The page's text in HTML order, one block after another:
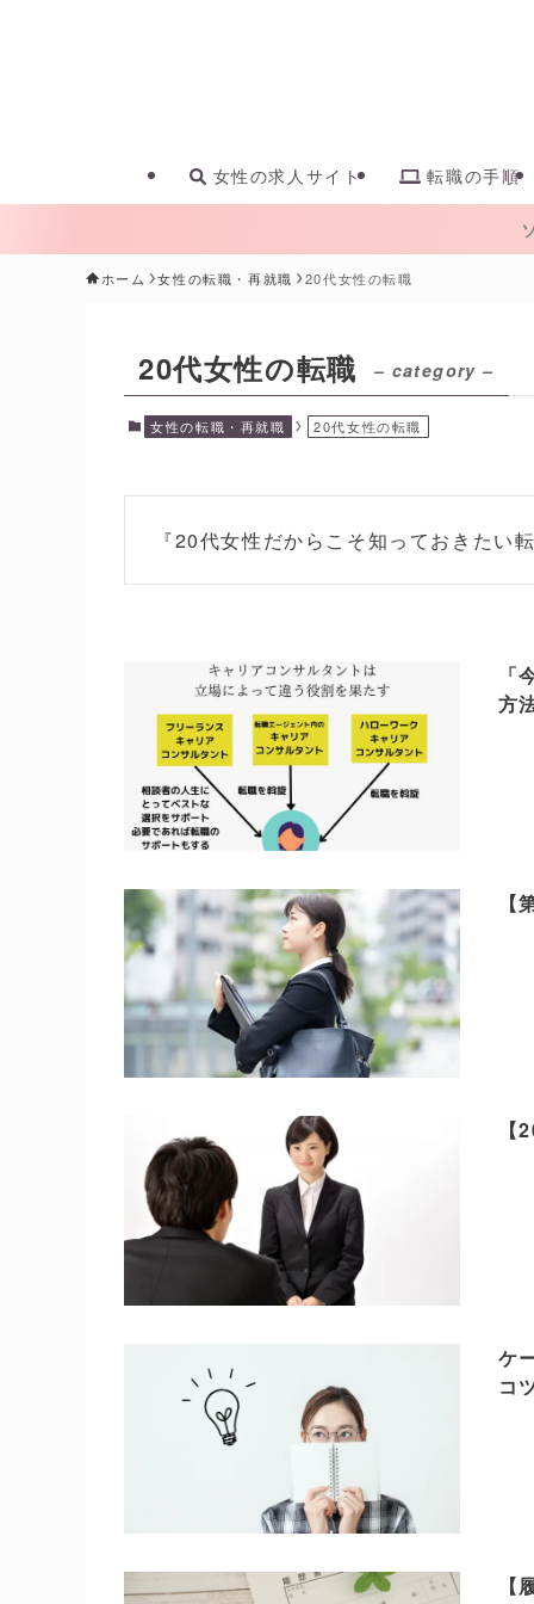
女性の求人サイト 転職の手順
ホーム 女性の転職・再就職 20代女性の転職
20代女性の転職 – category –
女性の転職・再就職 20代女性の転職
『20代女性だからこそ知っておきたい
方
ケ
コ